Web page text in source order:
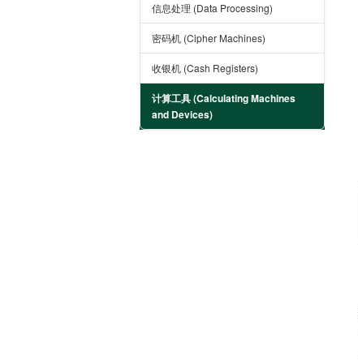
信息处理 (Data Processing)
密码机 (Cipher Machines)
收银机 (Cash Registers)
计算工具 (Calculating Machines
and Devices)